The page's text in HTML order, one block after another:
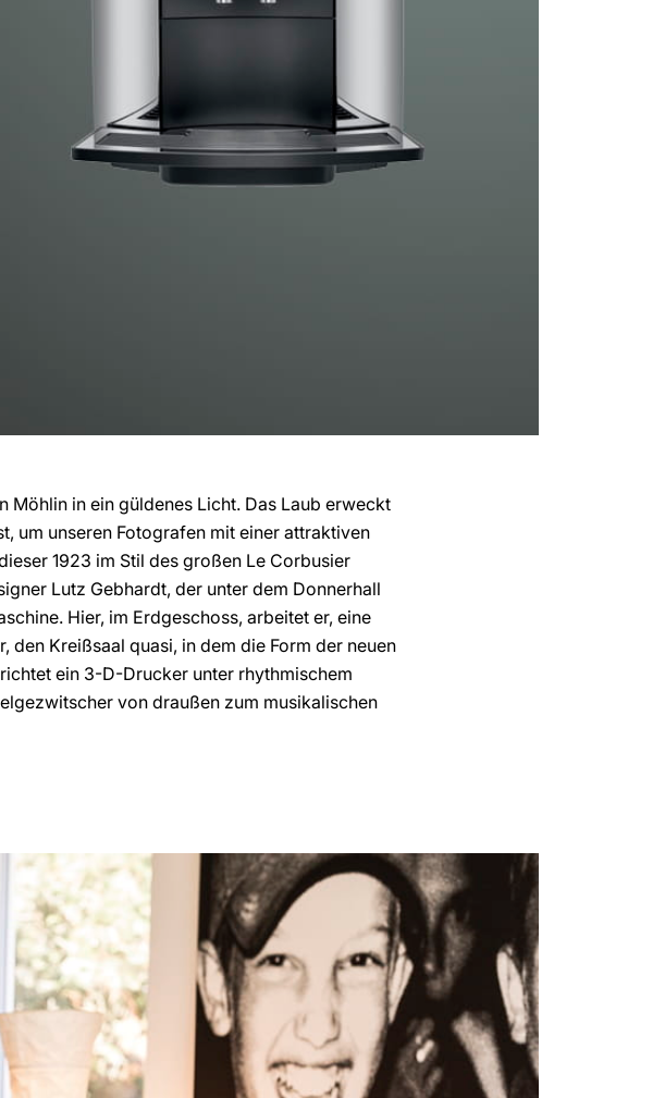
Möhlin in ein güldenes Licht. Das Laub erweckt
um unseren Fotografen mit einer attraktiven
1923 im Stil des großen Le Corbusier
Lutz Gebhardt, der unter dem Donnerhall
Hier, im Erdgeschoss, arbeitet er, eine
Kreißsaal quasi, in dem die Form der neuen
ein 3-D-Drucker unter rhythmischem
von draußen zum musikalischen